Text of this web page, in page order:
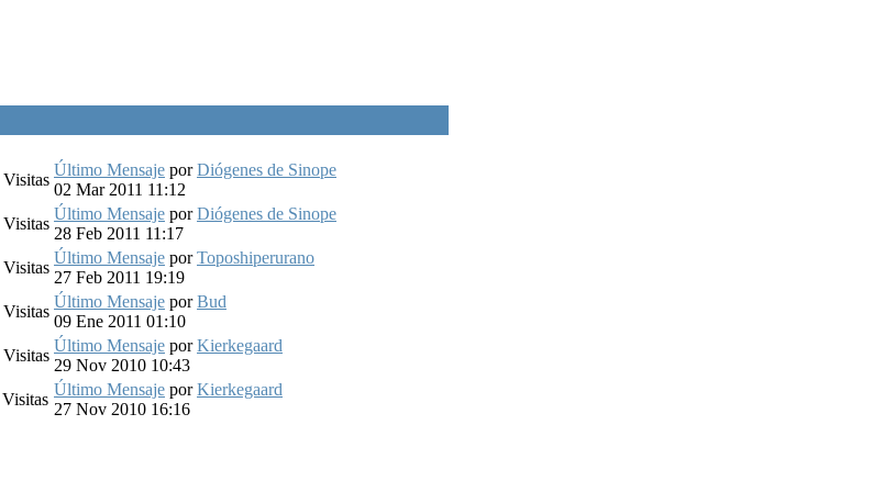
Visitas
Último Mensaje porDiógenes de Sinope
02 Mar 2011 11:12
Visitas
Último Mensaje porDiógenes de Sinope
28 Feb 2011 11:17
Visitas
Último Mensaje porToposhiperurano
27 Feb 2011 19:19
Visitas
Último Mensaje porBud
09 Ene 2011 01:10
Visitas
Último Mensaje porKierkegaard
29 Nov 2010 10:43
Visitas
Último Mensaje porKierkegaard
27 Nov 2010 16:16